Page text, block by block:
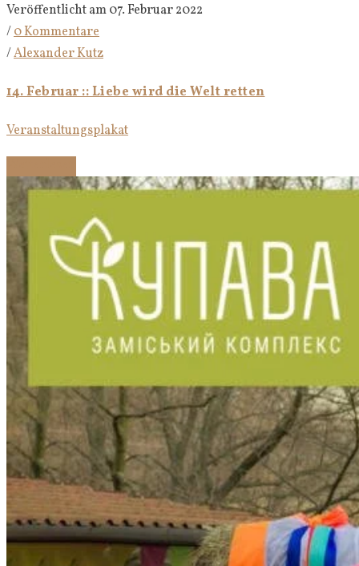
Veröffentlicht am 07. Februar 2022
/0 Kommentare
/Alexander Kutz
14. Februar :: Liebe wird die Welt retten
Veranstaltungsplakat